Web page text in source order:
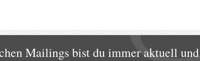
Mailings bist du immer aktuell